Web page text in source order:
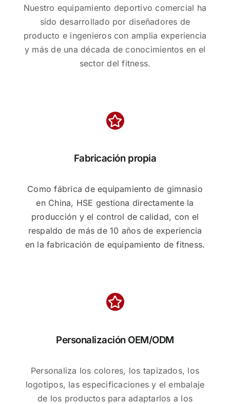
Nuestro equipamiento deportivo comercial ha
sido desarrollado por diseñadores de
producto e ingenieros con amplia experiencia
y más de una década de conocimientos en el
sector del fitness.
Fabricación propia
Como fábrica de equipamiento de gimnasio
en China, HSE gestiona directamente la
producción y el control de calidad, con el
respaldo de más de 10 años de experiencia
en la fabricación de equipamiento de fitness.
Personalización OEM/ODM
Personaliza los colores, los tapizados, los
logotipos, las especificaciones y el embalaje
de los productos para adaptarlos a los